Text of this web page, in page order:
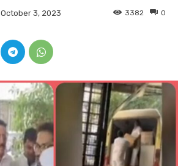
October 3, 2023 0
3382